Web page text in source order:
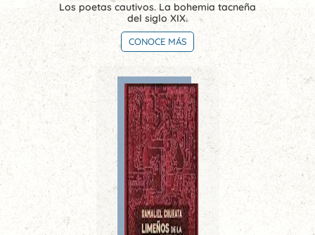
Los poetas cautivos. La bohemia tacneña
del siglo XIX.
CONOCE MÁS